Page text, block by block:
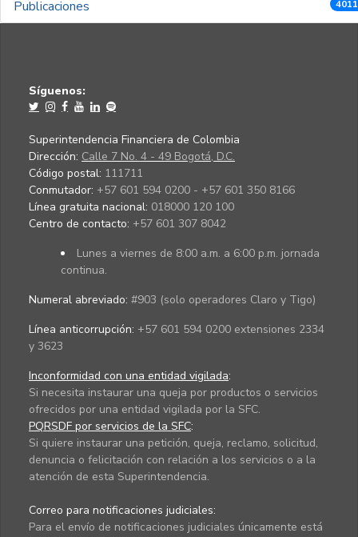
Publicaciones
Síguenos:
Superintendencia Financiera de Colombia
Dirección: Calle 7 No. 4 - 49 Bogotá, D.C.
Código postal: 111711
Conmutador: +57 601 594 0200 - +57 601 350 8166
Línea gratuita nacional: 018000 120 100
Centro de contacto: +57 601 307 8042
Lunes a viernes de 8:00 a.m. a 6:00 p.m. jornada
continua.
Numeral abreviado: #903 (solo operadores Claro y Tigo)
Línea anticorrupción: +57 601 594 0200 extensiones 2334
y 3623
Inconformidad con una entidad vigilada:
Si necesita instaurar una queja por productos o servicios
ofrecidos por una entidad vigilada por la SFC.
PQRSDF por servicios de la SFC:
Si quiere instaurar una petición, queja, reclamo, solicitud,
denuncia o felicitación con relación a los servicios o a la
atención de esta Superintendencia.
Correo para notificaciones judiciales:
Para el envío de notificaciones judiciales únicamente está